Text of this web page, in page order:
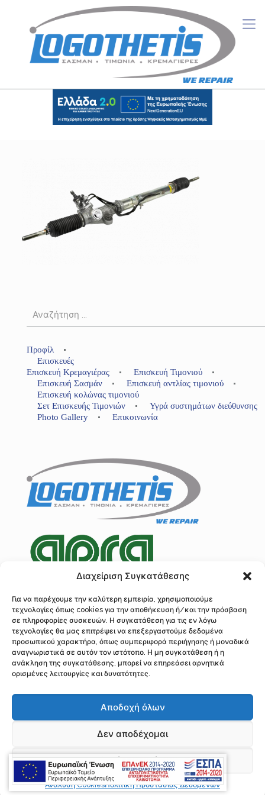
Διαχείριση Συγκατάθεσης
Για να παρέχουμε την καλύτερη εμπειρία, χρησιμοποιούμε
τεχνολογίες όπως cookies για την αποθήκευση ή/και την πρόσβαση
σε πληροφορίες συσκευών. Η συγκατάθεση για τις εν λόγω
τεχνολογίες θα μας επιτρέψει να επεξεργαστούμε δεδομένα
προσωπικού χαρακτήρα, όπως συμπεριφορά περιήγησης ή μοναδικά
αναγνωριστικά σε αυτόν τον ιστότοπο. Η μη συγκατάθεση ή η
ανάκληση της συγκατάθεσης, μπορεί να επηρεάσει αρνητικά
ορισμένες λειτουργίες και δυνατότητες.
Αποδοχή όλων
Δεν αποδέχομαι
Προβολή προτιμήσεων
Ανάλυση CookiesΠολιτική Προστασίας Δεδομένων
Προφίλ
Επισκευές
Επισκευή Κρεμαγιέρας
Επισκευή Τιμονιού
Επισκευή Σασμάν
Επισκευή αντλίας τιμονιού
Επισκευή κολώνας τιμονιού
Σετ Επισκευής Τιμονιών
Υγρά συστημάτων διεύθυνσης
Photo Gallery
Επικοινωνία
Πολιτική Προστασίας Δεδομένων
Ανάλυση Cookies
Τηλ.: 210 34 22 310, 210 5243281 Fax: 210 52 29 726 | Υποκατάστημα
Διεύθυνση: Φρανκλίνου Ρούσβελτ 138 Δ, Τ.Κ. 3045, Λεμεσός Κύπρος
Τηλέφωνο: 0035799386494 Email: if.logothetis@gmail.com,
All Rights Reserved | Power by